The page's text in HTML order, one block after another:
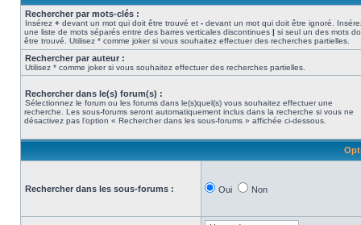
Rechercher par mots-clés :
Insérez + devant un mot qui doit être trouvé et - devant un mot qui doit être ignoré.
une liste de mots séparés entre des barres verticales discontinues | si seul un des mots
être trouvé. Utilisez * comme joker si vous souhaitez effectuer des recherches partielles.
Rechercher par auteur :
Utilisez * comme joker si vous souhaitez effectuer des recherches partielles.
Rechercher dans le(s) forum(s) :
Sélectionnez le forum ou les forums dans le(s)quel(s) vous souhaitez effectuer une
recherche. Les sous-forums seront automatiquement inclus dans la recherche si vous ne
désactivez pas l’option « Rechercher dans les sous-forums » affichée ci-dessous.
Rechercher dans les sous-forums : Oui Non